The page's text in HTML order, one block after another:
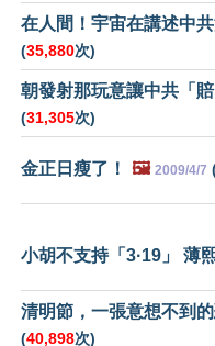
在人間！宇宙在講述中
(35,880次)
朝發射那玩意讓中共「賠
(31,305次)
金正日瘦了！ 🖼️ 2009/4/7
小胡不支持「3·19」 薄
清明節，一張意想不到
(40,898次)